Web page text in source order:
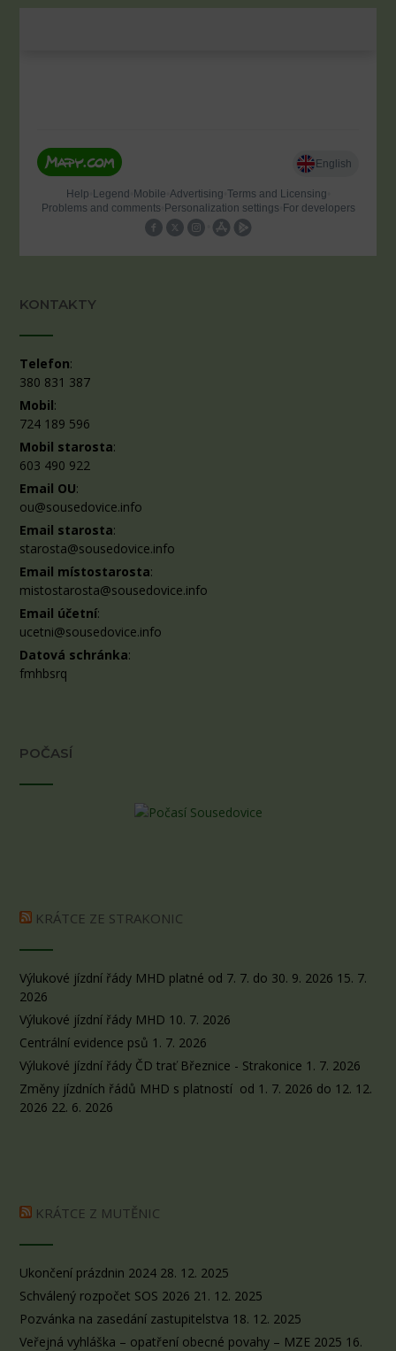
KONTAKTY
Telefon:
380 831 387
Mobil:
724 189 596
Mobil starosta:
603 490 922
Email OU:
ou@sousedovice.info
Email starosta:
starosta@sousedovice.info
Email místostarosta:
mistostarosta@sousedovice.info
Email účetní:
ucetni@sousedovice.info
Datová schránka:
fmhbsrq
POČASÍ
KRÁTCE ZE STRAKONIC
Výlukové jízdní řády MHD platné od 7. 7. do 30. 9. 2026 15. 7.
2026
Výlukové jízdní řády MHD 10. 7. 2026
Centrální evidence psů 1. 7. 2026
Výlukové jízdní řády ČD trať Březnice - Strakonice 1. 7. 2026
Změny jízdních řádů MHD s platností od 1. 7. 2026 do 12. 12.
2026 22. 6. 2026
KRÁTCE Z MUTĚNIC
Ukončení prázdnin 2024 28. 12. 2025
Schválený rozpočet SOS 2026 21. 12. 2025
Pozvánka na zasedání zastupitelstva 18. 12. 2025
Veřejná vyhláška – opatření obecné povahy – MZE 2025 16.